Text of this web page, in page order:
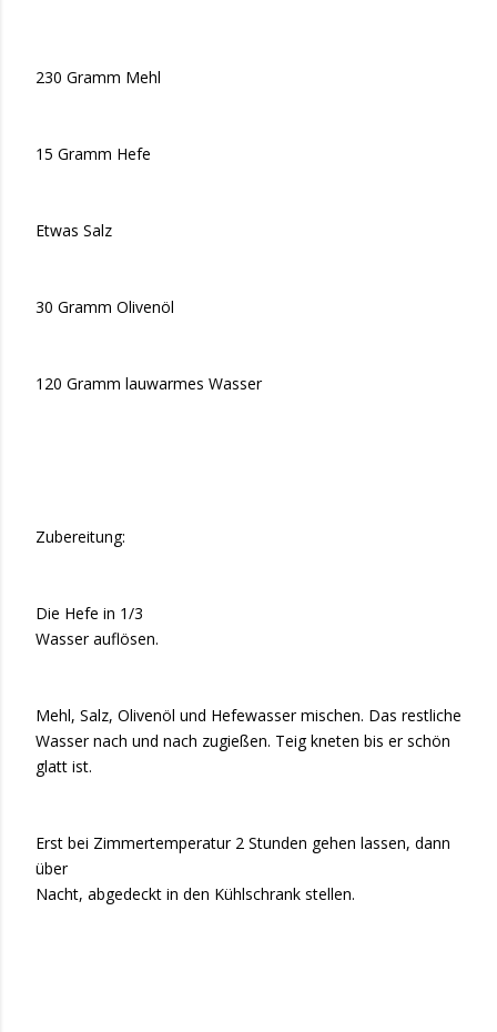
230 Gramm Mehl
15 Gramm Hefe
Etwas Salz
30 Gramm Olivenöl
120 Gramm lauwarmes Wasser
Zubereitung:
Die Hefe in 1/3
Wasser auflösen.
Mehl, Salz, Olivenöl und Hefewasser mischen. Das restliche
Wasser nach und nach zugießen. Teig kneten bis er schön
glatt ist.
Erst bei Zimmertemperatur 2 Stunden gehen lassen, dann
über
Nacht, abgedeckt in den Kühlschrank stellen.